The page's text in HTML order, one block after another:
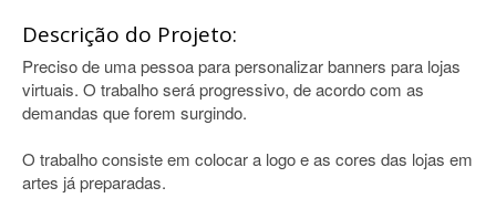
Descrição do Projeto:
Preciso de uma pessoa para personalizar banners para lojas
virtuais. O trabalho será progressivo, de acordo com as
demandas que forem surgindo.
O trabalho consiste em colocar a logo e as cores das lojas em
artes já preparadas.